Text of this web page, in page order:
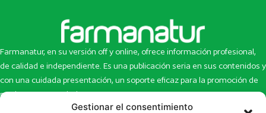
Gestionar el consentimiento
Farmanatur, en su versión off y online, ofrece información profesional,
de calidad e independiente. Es una publicación seria en sus contenidos y
con una cuidada presentación, un soporte eficaz para la promoción de
productos y novedades.